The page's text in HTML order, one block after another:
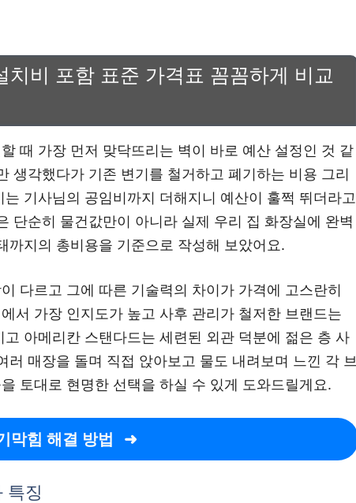
치비 포함 표준 가격표 꼼꼼하게 비교
때 가장 먼저 맞닥뜨리는 벽이 바로 예산 설정인 것 같
생각했다가 기존 변기를 철거하고 폐기하는 비용 그리
기사님의 공임비까지 더해지니 예산이 훌쩍 뛰더라고
단순히 물건값만이 아니라 실제 우리 집 화장실에 완벽
까지의 총비용을 기준으로 작성해 보았어요.
다르고 그에 따른 기술력의 차이가 가격에 고스란히
서 가장 인지도가 높고 사후 관리가 철저한 브랜드는
아메리칸 스탠다드는 세련된 외관 덕분에 젊은 층 사
러 매장을 돌며 직접 앉아보고 물도 내려보며 느낀 각 브
토대로 현명한 선택을 하실 수 있게 도와드릴게요.
막힘 해결 방법
특징